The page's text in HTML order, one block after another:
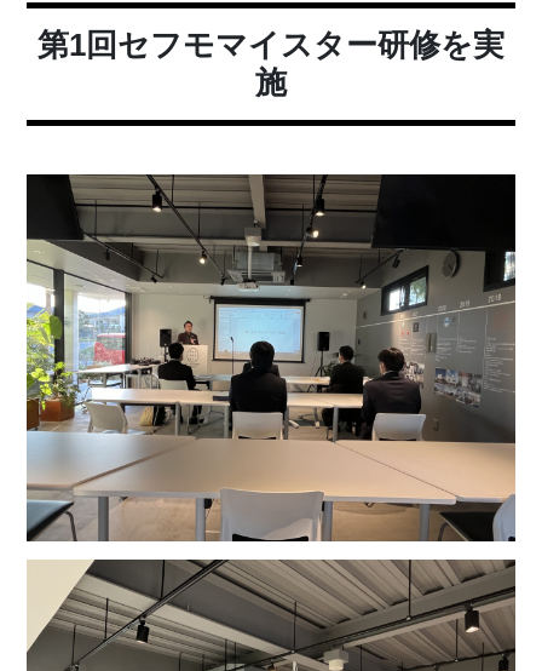
第1回セフモマイスター研修を実
施